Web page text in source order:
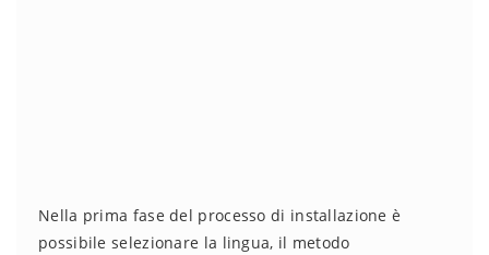
Nella prima fase del processo di installazione è
possibile selezionare la lingua, il metodo